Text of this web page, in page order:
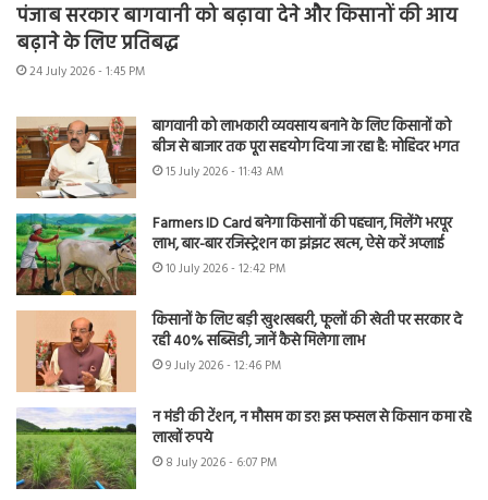
पंजाब सरकार बागवानी को बढ़ावा देने और किसानों की आय
बढ़ाने के लिए प्रतिबद्ध
24 July 2026 - 1:45 PM
बागवानी को लाभकारी व्यवसाय बनाने के लिए किसानों को
बीज से बाजार तक पूरा सहयोग दिया जा रहा है: मोहिंदर भगत
15 July 2026 - 11:43 AM
Farmers ID Card बनेगा किसानों की पहचान, मिलेंगे भरपूर
लाभ, बार-बार रजिस्ट्रेशन का झंझट खत्म, ऐसे करें अप्लाई
10 July 2026 - 12:42 PM
किसानों के लिए बड़ी खुशखबरी, फूलों की खेती पर सरकार दे
रही 40% सब्सिडी, जानें कैसे मिलेगा लाभ
9 July 2026 - 12:46 PM
न मंडी की टेंशन, न मौसम का डर! इस फसल से किसान कमा रहे
लाखों रुपये
8 July 2026 - 6:07 PM